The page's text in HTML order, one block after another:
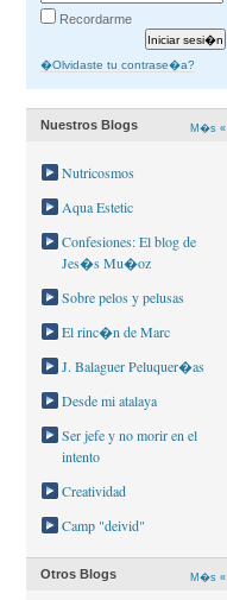
Recordarme
�Olvidaste tu contrase�a?
Nuestros Blogs M�s «
Nutricosmos
Aqua Estetic
Confesiones: El blog de
Jes�s Mu�oz
Sobre pelos y pelusas
El rinc�n de Marc
J. Balaguer Peluquer�as
Desde mi atalaya
Ser jefe y no morir en el
intento
Creatividad
Camp "deivid"
Otros Blogs M�s «